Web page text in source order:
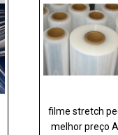
filme stretch
melhor preço